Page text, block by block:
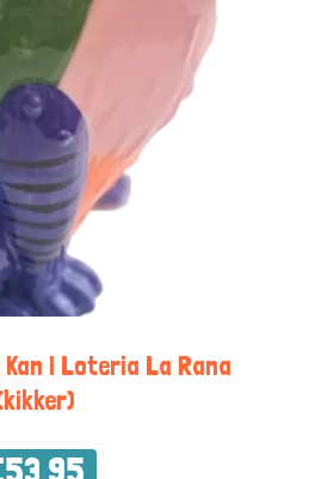
| Loteria La Rana